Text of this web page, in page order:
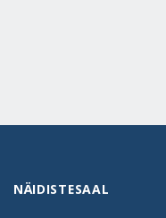
NÄIDISTESAAL